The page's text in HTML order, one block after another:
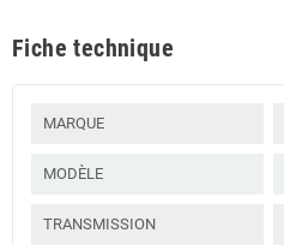
Fiche technique
MARQUE
MODÈLE
TRANSMISSION